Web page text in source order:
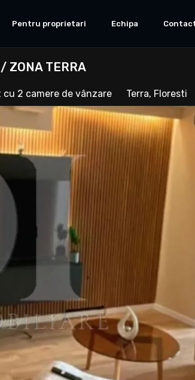
Pentru proprietari Echipa
ZONA TERRA
2 camere de vânzare Terra, Floresti